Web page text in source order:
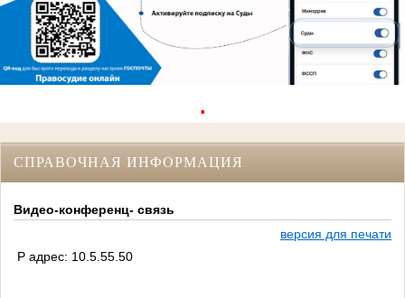
.
СПРАВОЧНАЯ ИНФОРМАЦИЯ
Видео-конференц- связь
версия для печати
P адрес: 10.5.55.50